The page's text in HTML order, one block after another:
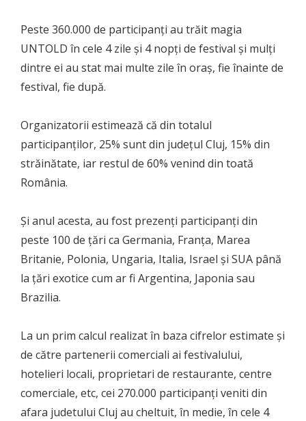
Peste 360.000 de participanți au trăit magia
UNTOLD în cele 4 zile și 4 nopți de festival și mulți
dintre ei au stat mai multe zile în oraș, fie înainte de
festival, fie după.
Organizatorii estimează că din totalul
participanților, 25% sunt din județul Cluj, 15% din
străinătate, iar restul de 60% venind din toată
România.
Și anul acesta, au fost prezenți participanți din
peste 100 de țări ca Germania, Franța, Marea
Britanie, Polonia, Ungaria, Italia, Israel și SUA până
la țări exotice cum ar fi Argentina, Japonia sau
Brazilia.
La un prim calcul realizat în baza cifrelor estimate și
de către partenerii comerciali ai festivalului,
hotelieri locali, proprietari de restaurante, centre
comerciale, etc, cei 270.000 participanți veniti din
afara judetului Cluj au cheltuit, în medie, în cele 4